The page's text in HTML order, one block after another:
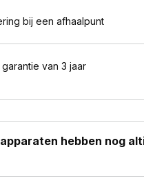
bij een afhaalpunt
van 3 jaar
hebben nog